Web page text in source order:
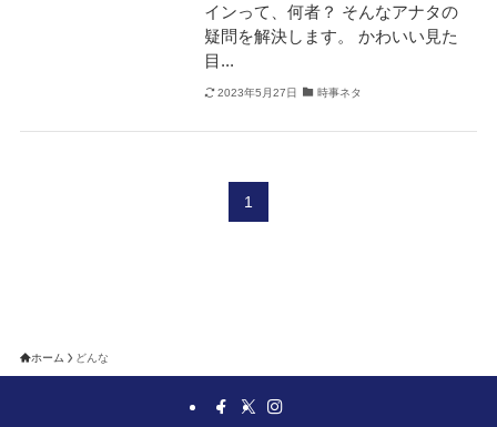
インって、何者？ そんなアナタの
疑問を解決します。 かわいい見た
目...
2023年5月27日 時事ネタ
1
ホーム どんな